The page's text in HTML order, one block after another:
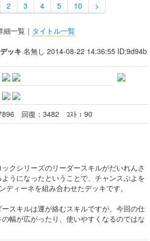
2 3 4 5 10 >
細一覧｜ タイトル一覧
ッキ 名無し 2014-08-22 14:36:55 ID:9d94b
回復： 3482 ｺｽﾄ： 90
クシリーズのリーダースキルがだいれんさ
うになったということで、チャンスぷよを
ディーネを組み合わせたデッキです。
スキルは運が絡むスキルですが、今回の仕
幅が広がったり、使いやすくなるのではな